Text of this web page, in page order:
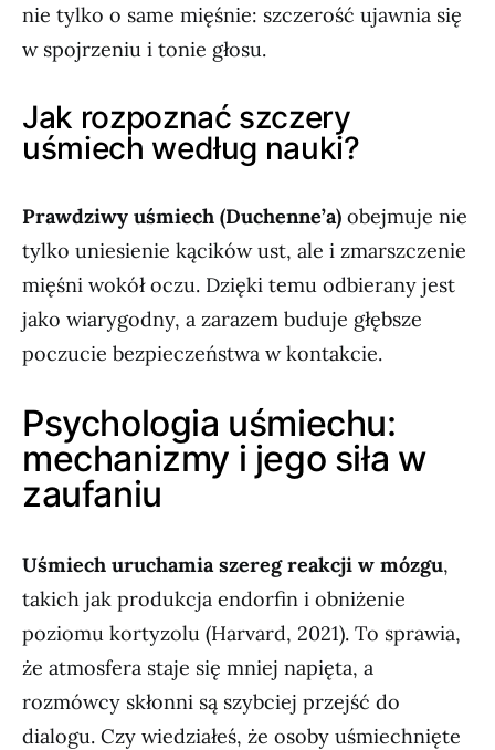
nie tylko o same mięśnie: szczerość ujawnia się
w spojrzeniu i tonie głosu.
Jak rozpoznać szczery
uśmiech według nauki?
Prawdziwy uśmiech (Duchenne’a) obejmuje nie
tylko uniesienie kącików ust, ale i zmarszczenie
mięśni wokół oczu. Dzięki temu odbierany jest
jako wiarygodny, a zarazem buduje głębsze
poczucie bezpieczeństwa w kontakcie.
Psychologia uśmiechu:
mechanizmy i jego siła w
zaufaniu
Uśmiech uruchamia szereg reakcji w mózgu,
takich jak produkcja endorfin i obniżenie
poziomu kortyzolu (Harvard, 2021). To sprawia,
że atmosfera staje się mniej napięta, a
rozmówcy skłonni są szybciej przejść do
dialogu. Czy wiedziałeś, że osoby uśmiechnięte